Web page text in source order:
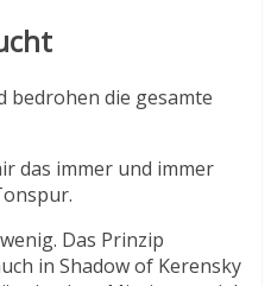
bedrohen die gesamte
das immer und immer
Das Prinzip
in Shadow of Kerensky